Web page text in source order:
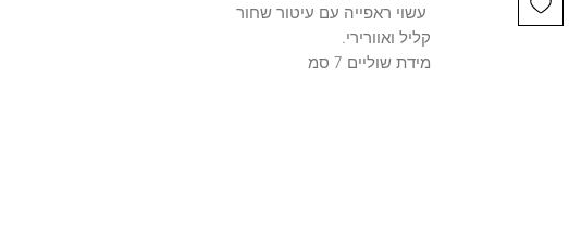
עשוי ראפייה עם עיטור שחור
קליל ואוורירי.
מידת שוליים 7 סמ